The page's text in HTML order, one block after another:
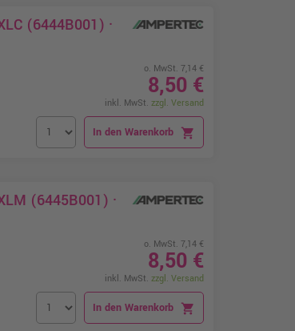
(6444B001) ·
o. MwSt. 7,14 €
8,50 €
inkl. MwSt. zzgl. Versand
In den Warenkorb shopping_cart
(6445B001) ·
o. MwSt. 7,14 €
8,50 €
inkl. MwSt. zzgl. Versand
In den Warenkorb shopping_cart